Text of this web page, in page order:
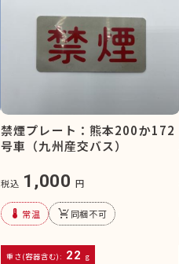
禁煙プレート：熊本200か172
号車（九州産交バス）
税込 1,000 円
device_thermostat 常温 remove_shopping_cart同梱不可
重さ(容器含む): 22 g